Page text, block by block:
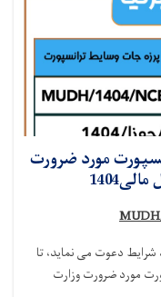
مورد ضرورت
شرایط دعوت می نماید،تا
مورد ضرورت وزارت